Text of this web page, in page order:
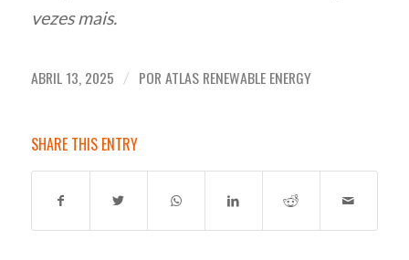
vezes mais.
ABRIL 13, 2025 / POR ATLAS RENEWABLE ENERGY
SHARE THIS ENTRY